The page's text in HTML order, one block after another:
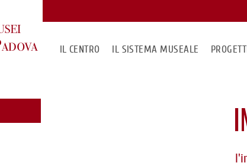
IL CENTRO IL SISTEMA MUSEALE